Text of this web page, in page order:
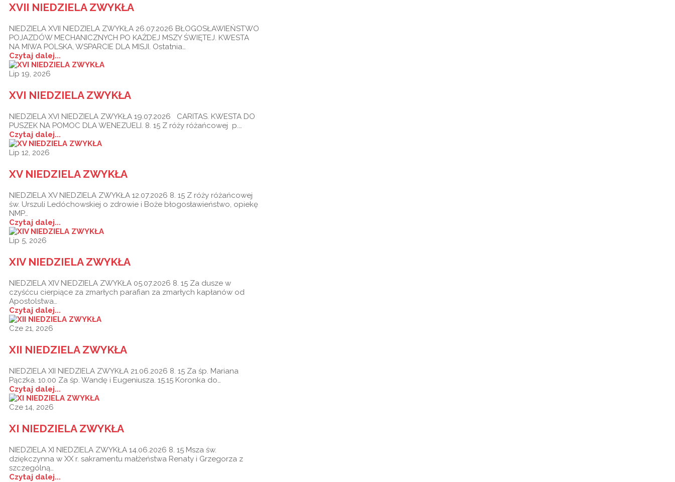
XVII NIEDZIELA ZWYKŁA
NIEDZIELA XVII NIEDZIELA ZWYKŁA 26.07.2026 BŁOGOSŁAWIEŃSTWO
POJAZDÓW MECHANICZNYCH PO KAŻDEJ MSZY ŚWIĘTEJ. KWESTA
NA MIWA POLSKA, WSPARCIE DLA MISJI. Ostatnia…
Czytaj dalej...
Lip 19, 2026
XVI NIEDZIELA ZWYKŁA
NIEDZIELA XVI NIEDZIELA ZWYKŁA 19.07.2026 CARITAS. KWESTA DO
PUSZEK NA POMOC DLA WENEZUELI. 8. 15 Z róży różańcowej p.…
Czytaj dalej...
Lip 12, 2026
XV NIEDZIELA ZWYKŁA
NIEDZIELA XV NIEDZIELA ZWYKŁA 12.07.2026 8. 15 Z róży różańcowej
św. Urszuli Ledóchowskiej o zdrowie i Boże błogosławieństwo, opiekę
NMP…
Czytaj dalej...
Lip 5, 2026
XIV NIEDZIELA ZWYKŁA
NIEDZIELA XIV NIEDZIELA ZWYKŁA 05.07.2026 8. 15 Za dusze w
czyśćcu cierpiące za zmarłych parafian za zmarłych kapłanów od
Apostolstwa…
Czytaj dalej...
Cze 21, 2026
XII NIEDZIELA ZWYKŁA
NIEDZIELA XII NIEDZIELA ZWYKŁA 21.06.2026 8. 15 Za śp. Mariana
Pączka. 10.00 Za śp. Wandę i Eugeniusza. 15.15 Koronka do…
Czytaj dalej...
Cze 14, 2026
XI NIEDZIELA ZWYKŁA
NIEDZIELA XI NIEDZIELA ZWYKŁA 14.06.2026 8. 15 Msza św.
dziękczynna w XX r. sakramentu małżeństwa Renaty i Grzegorza z
szczególną…
Czytaj dalej...